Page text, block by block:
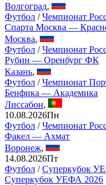
Волгоград,
Футбол /Чемпионат
Спарта Москва —
Москва,
Футбол /Чемпионат
Рубин — Оренбург ФК
Казань,
Футбол /Чемпионат
Бенфика — Академика
Лиссабон,
10.08.2026Пн
Футбол /Чемпионат
Факел — Ахмат
Воронеж,
14.08.2026Пт
Футбол /Суперкубок
Суперкубок УЕФА 2026